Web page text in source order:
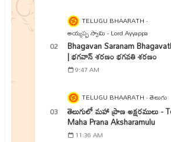
TELUGU BHAARATH
అయ్యప్ప స్వామి - Lord Ayyappa
Bhagavan Saranam
| భగవాన్ శరణం భగవతి శరణం
9:47 AM
TELUGU BHAARATH తెలుగు
తెలుగులో మహా ప్రాణ అక్షరములు -
Maha Prana Aksharamulu
11:36 AM